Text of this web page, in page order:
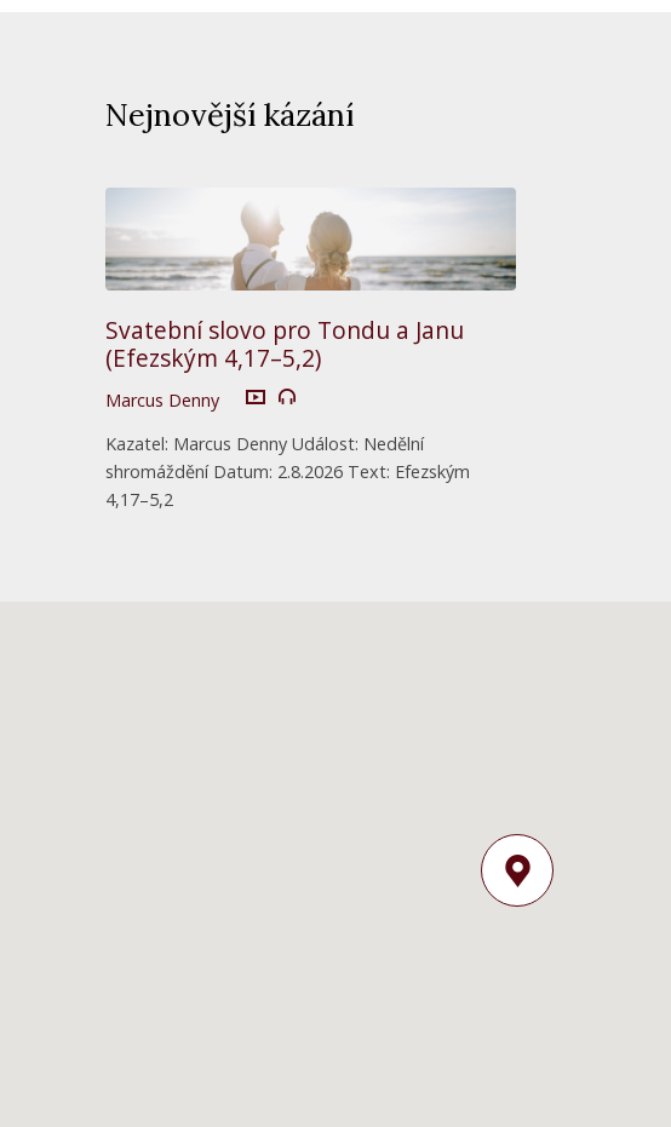
Nejnovější kázání
Svatební slovo pro Tondu a Janu
(Efezským 4,17–5,2)
Marcus Denny
Kazatel: Marcus Denny Událost: Nedělní
shromáždění Datum: 2.8.2026 Text: Efezským
4,17–5,2